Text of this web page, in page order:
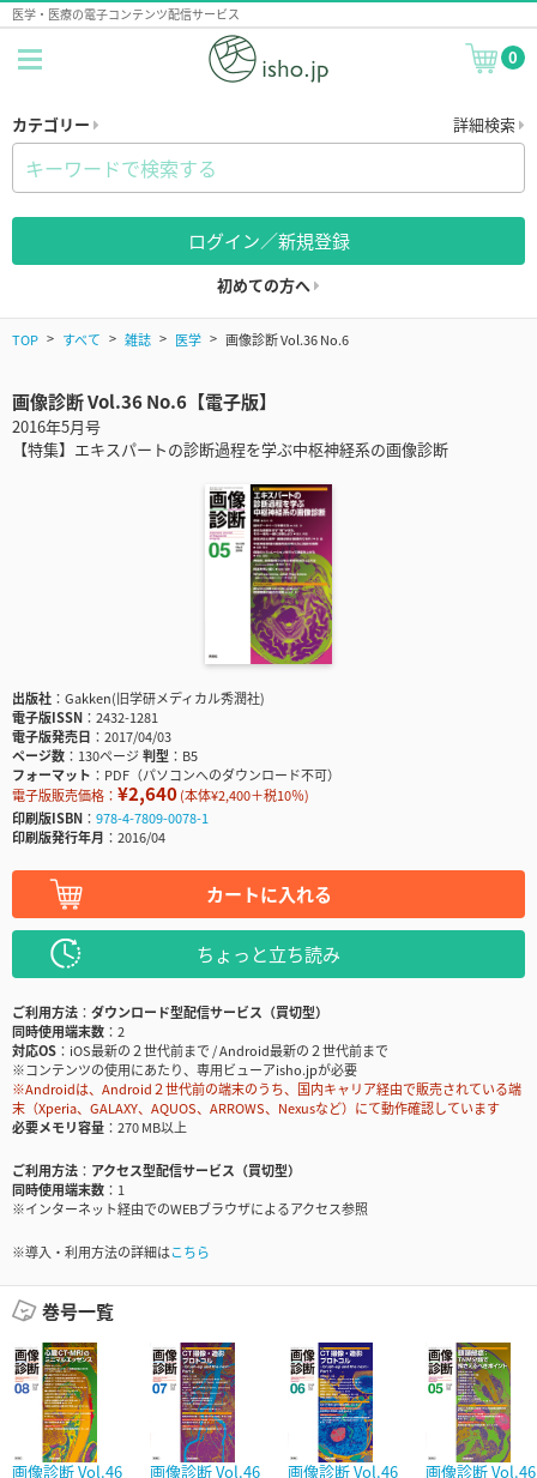
医学・医療の電子コンテンツ配信サービス
0
カテゴリー 詳細検索
ログイン／新規登録
初めての方へ
TOP すべて 雑誌 医学 画像診断 Vol.36 No.6
画像診断 Vol.36 No.6【電子版】
2016年5月号
【特集】エキスパートの診断過程を学ぶ中枢神経系の画像診断
出版社
Gakken(旧学研メディカル秀潤社)
電子版ISSN
2432-1281
電子版発売日
2017/04/03
ページ数
130ページ判型
B5
フォーマット
PDF（パソコンへのダウンロード不可）
電子版販売価格： ¥2,640(本体¥2,400＋税10％)
印刷版ISBN
978-4-7809-0078-1
印刷版発行年月
2016/04
カートに入れる
ちょっと立ち読み
ご利用方法
ダウンロード型配信サービス（買切型）
同時使用端末数
2
対応OS
iOS最新の２世代前まで / Android最新の２世代前まで
※コンテンツの使用にあたり、専用ビューアisho.jpが必要
※Androidは、Android２世代前の端末のうち、国内キャリア経由で販売されている端
末（Xperia、GALAXY、AQUOS、ARROWS、Nexusなど）にて動作確認しています
必要メモリ容量
270 MB以上
ご利用方法
アクセス型配信サービス（買切型）
同時使用端末数
1
※インターネット経由でのWEBブラウザによるアクセス参照
※導入・利用方法の詳細はこちら
巻号一覧
画像診断 Vol.46
画像診断 Vol.46
画像診断 Vol.46
画像診断 Vol.46